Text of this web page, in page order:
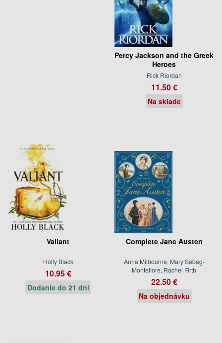
Percy Jackson and the Greek
Heroes
Rick Riordan
11.50 €
Na sklade
Valiant
Holly Black
10.95 €
Dodanie do 21 dní
Complete Jane Austen
Anna Milbourne, Mary Sebag-
Montefiore, Rachel Firth
22.50 €
Na objednávku